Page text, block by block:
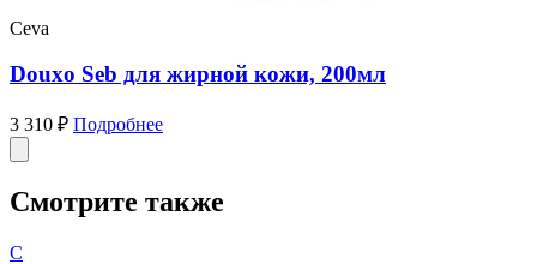
Ceva
Douxo Seb для жирной кожи, 200мл
3 310 ₽ Подробнее
Смотрите также
C